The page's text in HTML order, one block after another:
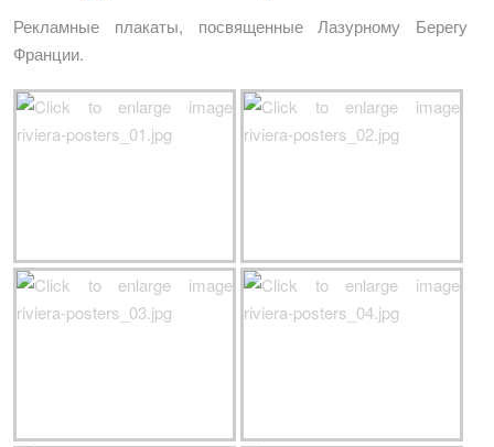
Рекламные плакаты, посвященные Лазурному Берегу
Франции.